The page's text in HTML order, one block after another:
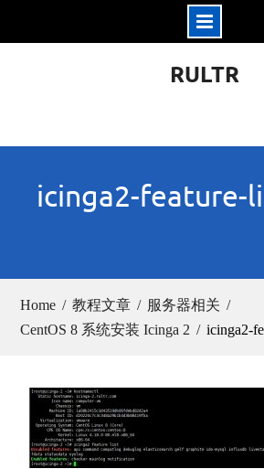
RULTR
icinga2-feature-
Home 教程文章
服务器相关
CentOS 8 系统安装 Icinga 2
icinga2-